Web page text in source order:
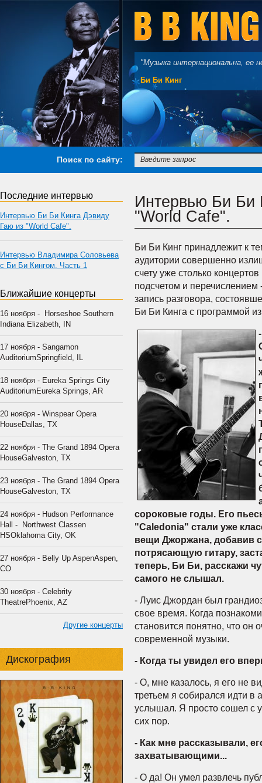
"Музыка интернациональна, ее
Би Би Кинг
Поиск по сайту:
Последние интервью
Интервью Би Би Кинга Дэвиду
Гаю из "World Cafe".
Интервью Владимира Соловьева
с Би Би Кингом. Часть 1
Ближайшие концерты
16 ноября - Horseshoe Southern
Indiana Elizabeth, IN
17 ноября - Sangamon
AuditoriumSpringfield, IL
18 ноября - Eureka Springs City
AuditoriumEureka Springs, AR
20 ноября - Winspear Opera
HouseDallas, TX
22 ноября - The Grand 1894 Opera
HouseGalveston, TX
23 ноября - The Grand 1894 Opera
HouseGalveston, TX
24 ноября - Hudson Performance
Hall - Northwest Classen
HSOklahoma City, OK
27 ноября - Belly Up AspenAspen,
CO
30 ноября - Celebrity
TheatrePhoenix, AZ
Другие концерты
Дискография
Интервью Би Би
"World Cafe".
Би Би Кинг принадлежит к
аудитории совершенно
счету уже столько
подсчетом и
запись разговора,
Би Би Кинга с программой
сороковые годы. Его
"Caledonia" стали уже
вещи Джоржана, добавив
потрясающую гитару,
теперь, Би Би, расскажи
самого не слышал.
- Луис Джордан был
свое время. Когда
становится понятно, что он
современной музыки.
- Когда ты увидел его
- О, мне казалось, я его не
третьем я собирался идти в
услышал. Я просто сошел с
сих пор.
- Как мне рассказывали,
захватывающими...
- О да! Он умел развлечь